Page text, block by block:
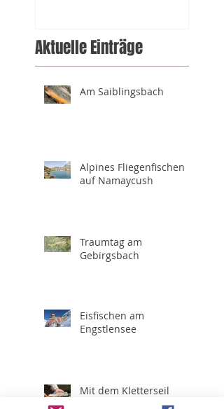
Aktuelle Einträge
Am Saiblingsbach
Alpines Fliegenfischen
auf Namaycush
Traumtag am
Gebirgsbach
Eisfischen am
Engstlensee
Mit dem Kletterseil